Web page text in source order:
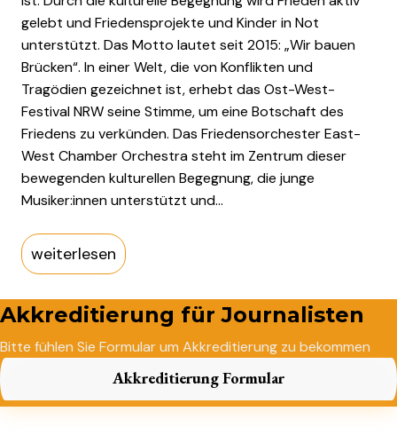
gelebt und Friedensprojekte und Kinder in Not
unterstützt. Das Motto lautet seit 2015: „Wir bauen
Brücken“. In einer Welt, die von Konflikten und
Tragödien gezeichnet ist, erhebt das Ost-West-
Festival NRW seine Stimme, um eine Botschaft des
Friedens zu verkünden. Das Friedensorchester East-
West Chamber Orchestra steht im Zentrum dieser
bewegenden kulturellen Begegnung, die junge
Musiker:innen unterstützt und…
weiterlesen
Akkreditierung für Journalisten
Bitte fühlen Sie Formular um Akkreditierung zu bekommen
Akkreditierung Formular